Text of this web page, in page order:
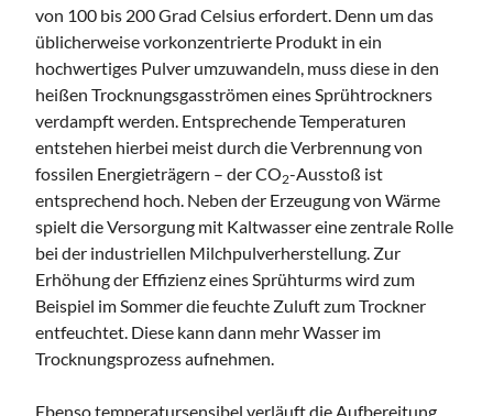
von 100 bis 200 Grad Celsius erfordert. Denn um das
üblicherweise vorkonzentrierte Produkt in ein
hochwertiges Pulver umzuwandeln, muss diese in den
heißen Trocknungsgasströmen eines Sprühtrockners
verdampft werden. Entsprechende Temperaturen
entstehen hierbei meist durch die Verbrennung von
fossilen Energieträgern – der CO2-Ausstoß ist
entsprechend hoch. Neben der Erzeugung von Wärme
spielt die Versorgung mit Kaltwasser eine zentrale Rolle
bei der industriellen Milchpulverherstellung. Zur
Erhöhung der Effizienz eines Sprühturms wird zum
Beispiel im Sommer die feuchte Zuluft zum Trockner
entfeuchtet. Diese kann dann mehr Wasser im
Trocknungsprozess aufnehmen.
Ebenso temperatursensibel verläuft die Aufbereitung